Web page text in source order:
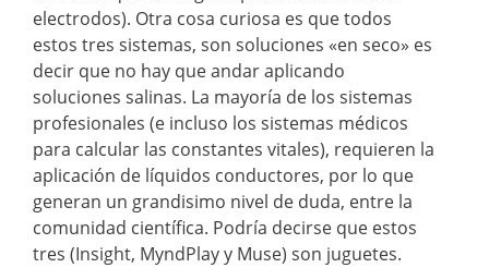
electrodos). Otra cosa curiosa es que todos
estos tres sistemas, son soluciones «en seco» es
decir que no hay que andar aplicando
soluciones salinas. La mayoría de los sistemas
profesionales (e incluso los sistemas médicos
para calcular las constantes vitales), requieren la
aplicación de líquidos conductores, por lo que
generan un grandisimo nivel de duda, entre la
comunidad científica. Podría decirse que estos
tres (Insight, MyndPlay y Muse) son juguetes.